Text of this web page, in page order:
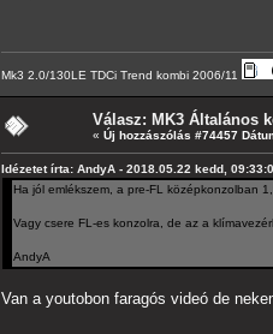
Mk3 2.0/130LE TDCi Trend kombi 2006/11
Válasz: MK3 Általános
« Új hozzászólás #74457
Idézetet írta: AndyA - 2018.05.22 kedd,
Ha jól emlékszem, a pre-FL középkonzolban
Vagy csere FL-es konzolra, de az a
AndyA
Van a youtobon faragós videó de